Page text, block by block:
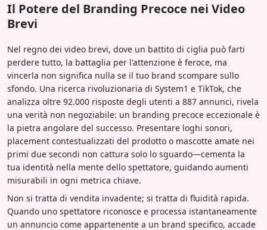
Il Potere del Branding Precoce nei Video
Brevi
Nel regno dei video brevi, dove un battito di ciglia può farti
perdere tutto, la battaglia per l'attenzione è feroce, ma
vincerla non significa nulla se il tuo brand scompare sullo
sfondo. Una ricerca rivoluzionaria di System1 e TikTok, che
analizza oltre 92.000 risposte degli utenti a 887 annunci, rivela
una verità non negoziabile: un branding precoce eccezionale è
la pietra angolare del successo. Presentare loghi sonori,
placement contestualizzati del prodotto o mascotte amate nei
primi due secondi non cattura solo lo sguardo—cementa la
tua identità nella mente dello spettatore, guidando aumenti
misurabili in ogni metrica chiave.
Non si tratta di vendita invadente; si tratta di fluidità rapida.
Quando uno spettatore riconosce e processa istantaneamente
un annuncio come appartenente a un brand specifico, accade